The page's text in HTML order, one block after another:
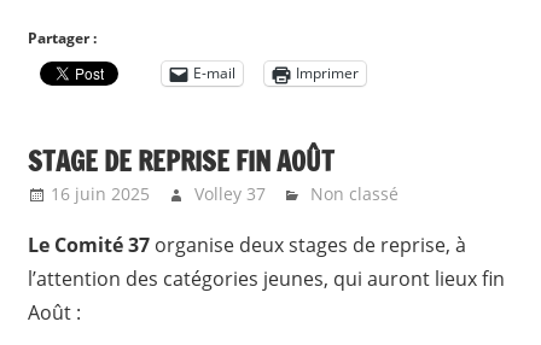
Partager :
E-mail
Imprimer
STAGE DE REPRISE FIN AOÛT
16 juin 2025 Volley 37 Non classé
Le Comité 37organise deux stages de reprise, à
l’attention des catégories jeunes, qui auront lieux fin
Août :